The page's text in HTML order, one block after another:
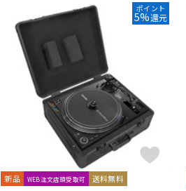
ポイント
5%還元
新品 WEB注文店頭受取可 送料無料